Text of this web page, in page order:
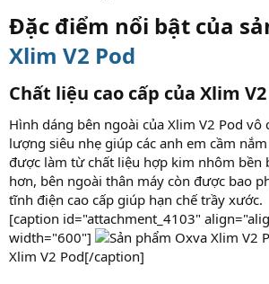
Đặc điểm nổi bật của
Xlim V2 Pod
Chất liệu cao cấp của Xlim V2
Hình dáng bên ngoài của Xlim V2 Pod vô
lượng siêu nhẹ giúp các anh em cầm
được làm từ chất liệu hợp kim nhôm bền
hơn, bên ngoài thân máy còn được bao
tĩnh điện cao cấp giúp hạn chế trầy xước.
[caption id="attachment_4103"
width="600"]
Xlim V2 Pod[/caption]